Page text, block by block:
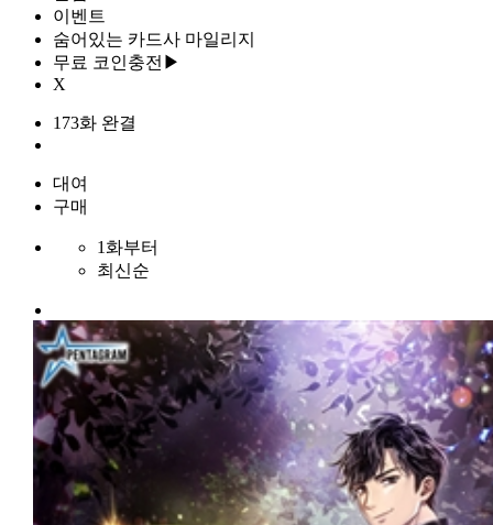
이벤트
숨어있는 카드사 마일리지
무료 코인충전▶
X
173화 완결
대여
구매
1화부터
최신순